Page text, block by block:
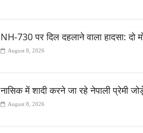
NH-730 पर दिल दहलाने वाला हादसा: दो
August 8, 2026
नासिक में शादी करने जा रहे नेपाली प्रेमी
August 8, 2026